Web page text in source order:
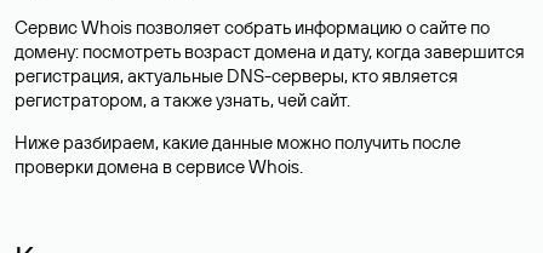
Сервис Whois позволяет собрать информацию о сайте по
домену: посмотреть возраст домена и дату, когда завершится
регистрация, актуальные DNS-серверы, кто является
регистратором, а также узнать, чей сайт.
Ниже разбираем, какие данные можно получить после
проверки домена в сервисе Whois.